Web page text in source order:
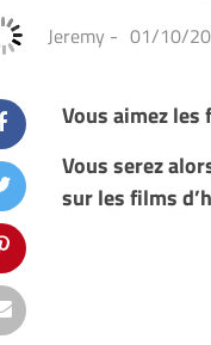
Jeremy - 01/10/
Vous aimez les
Vous serez
sur les films